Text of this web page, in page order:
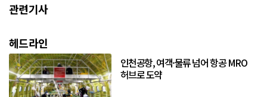
관련기사
헤드라인
인천공항, 여객·물류 넘어 항공 MRO
허브로 도약